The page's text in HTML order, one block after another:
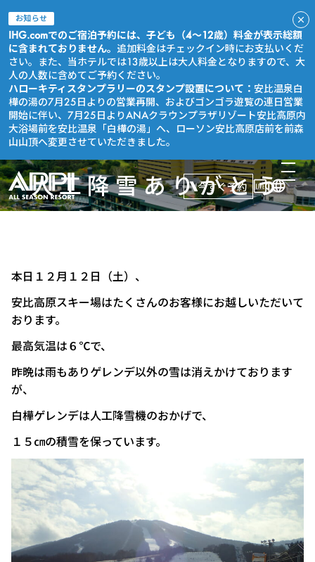
お知らせ
IHG.comでのご宿泊予約には、子ども（4～12歳）料金が表示総額
に含まれておりません。 追加料金はチェックイン時にお支払いくだ
さい。また、当ホテルでは13歳以上は大人料金となりますので、大
人の人数に含めてご予約ください。
ハローキティスタンプラリーのスタンプ設置について： 安比温泉白
樺の湯の7月25日よりの営業再開、およびゴンゴラ遊覧の連日営業
開始に伴い、7月25日よりANAクラウンプラザリゾート安比高原内
大浴場前を安比温泉「白樺の湯」へ、ローソン安比高原店前を前森
山山頂へ変更させていただきました。
今すぐ予約
人工降雪ありがとう
本日１２月１２日（土）、
安比高原スキー場はたくさんのお客様にお越しいただいて
おります。
最高気温は６℃で、
昨晩は雨もありゲレンデ以外の雪は消えかけております
が、
白樺ゲレンデは人工降雪機のおかげで、
１５㎝の積雪を保っています。